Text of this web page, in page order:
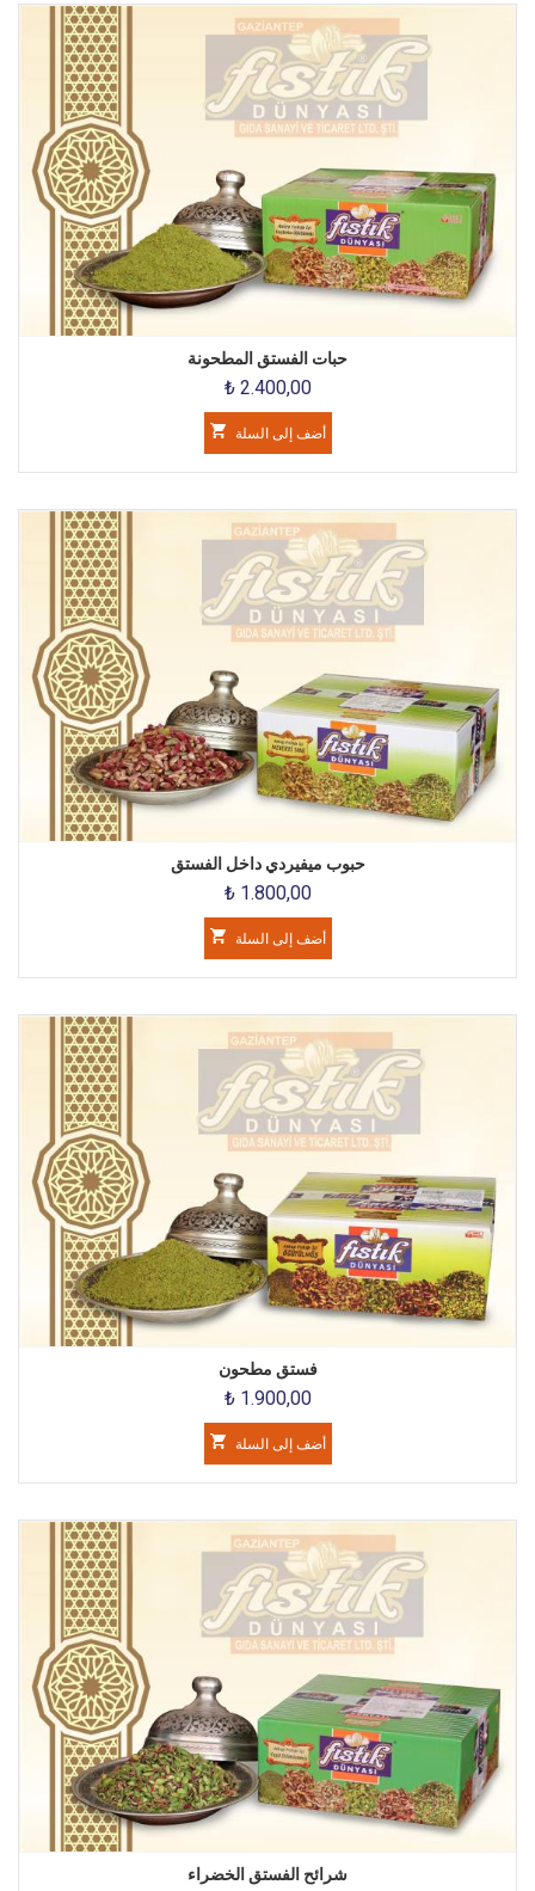
حبات الفستق المطحونة
₺ 2.400,00
أضف إلى السلة
حبوب ميفيردي داخل الفستق
₺ 1.800,00
أضف إلى السلة
فستق مطحون
₺ 1.900,00
أضف إلى السلة
شرائح الفستق الخضراء